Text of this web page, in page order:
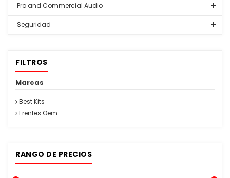
Pro and Commercial Audio
Seguridad
FILTROS
Marcas
Best Kits
Frentes Oem
RANGO DE PRECIOS